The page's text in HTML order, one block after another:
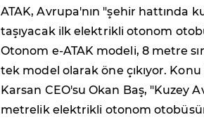
ATAK, Avrupa'nın "şehir hattında
taşıyacak ilk elektrikli otonom
Otonom e-ATAK modeli, 8 metre
tek model olarak öne çıkıyor.
Karsan CEO'su Okan Baş, "Kuzey
metrelik elektrikli otonom